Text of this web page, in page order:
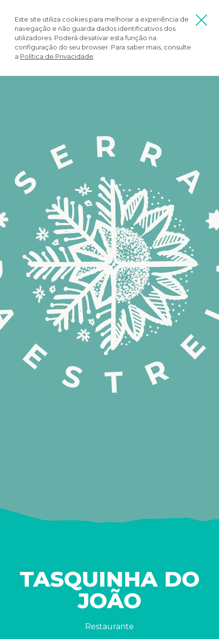
Este site utiliza cookies para melhorar a experiência de
navegação e não guarda dados identificativos dos
utilizadores. Poderá desativar esta função na
configuração do seu browser. Para saber mais, consulte
a Política de Privacidade
TASQUINHA DO
JOÃO
Restaurante